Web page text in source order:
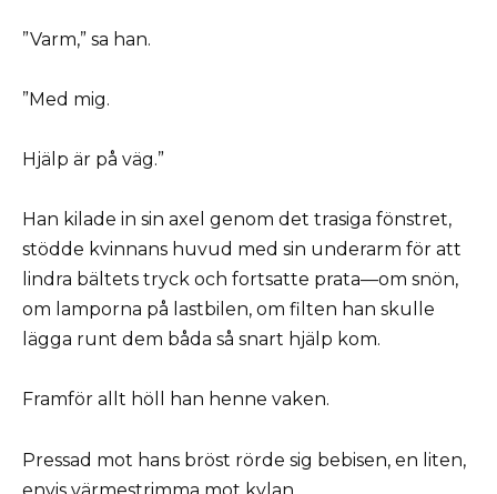
”Varm,” sa han.
”Med mig.
Hjälp är på väg.”
Han kilade in sin axel genom det trasiga fönstret,
stödde kvinnans huvud med sin underarm för att
lindra bältets tryck och fortsatte prata—om snön,
om lamporna på lastbilen, om filten han skulle
lägga runt dem båda så snart hjälp kom.
Framför allt höll han henne vaken.
Pressad mot hans bröst rörde sig bebisen, en liten,
envis värmestrimma mot kylan.